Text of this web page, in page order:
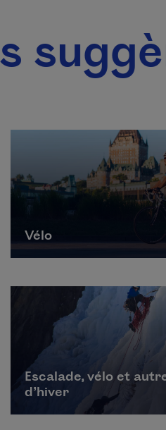
Vélo
Escalade, vélo et
d’hiver